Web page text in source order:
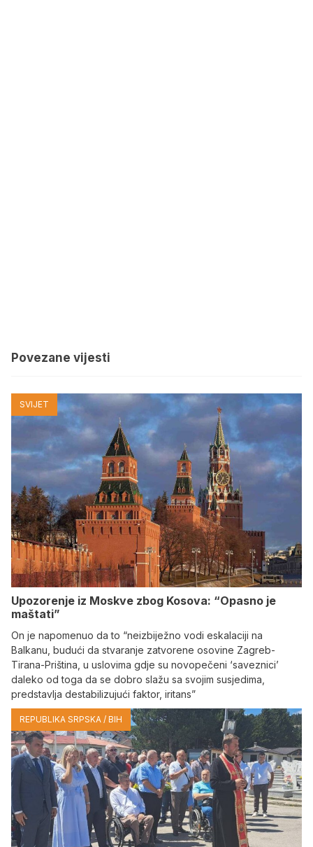
Povezane vijesti
SVIJET
Upozorenje iz Moskve zbog Kosova: “Opasno je
maštati”
On je napomenuo da to “neizbiježno vodi eskalaciji na
Balkanu, budući da stvaranje zatvorene osovine Zagreb-
Tirana-Priština, u uslovima gdje su novopečeni ‘saveznici’
daleko od toga da se dobro slažu sa svojim susjedima,
predstavlja destabilizujući faktor, iritans”
REPUBLIKA SRPSKA / BIH